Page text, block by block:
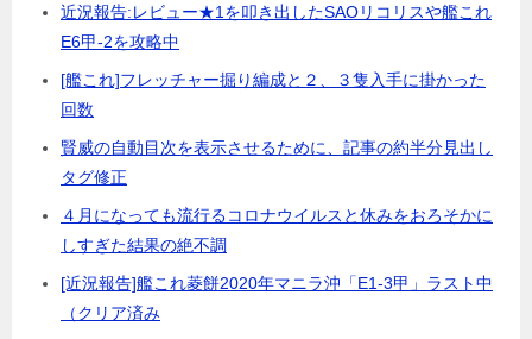
近況報告:レビュー★1を叩き出したSAOリコリスや艦これ
E6甲-2を攻略中
[艦これ]フレッチャー掘り編成と２、３隻入手に掛かった
回数
賢威の自動目次を表示させるために、記事の約半分見出し
タグ修正
４月になっても流行るコロナウイルスと休みをおろそかに
しすぎた結果の絶不調
[近況報告]艦これ菱餅2020年マニラ沖「E1-3甲」ラスト中
（クリア済み